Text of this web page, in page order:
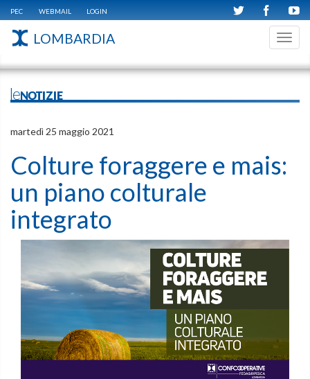
PEC WEBMAIL LOGIN
LOMBARDIA
leNOTIZIE
martedì 25 maggio 2021
Colture foraggere e mais:
un piano colturale
integrato